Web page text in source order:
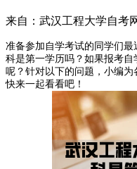
来自：武汉工程大学自考
准备参加自学考试的同学们最
科是第一学历吗？如果报考
呢？针对以下的问题，小编
快来一起看看吧！